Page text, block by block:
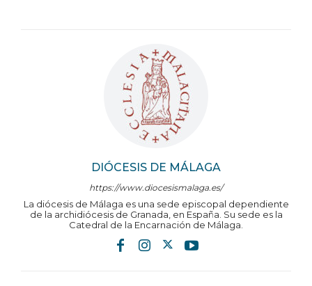
DIÓCESIS DE MÁLAGA
https://www.diocesismalaga.es/
La diócesis de Málaga es una sede episcopal dependiente
de la archidiócesis de Granada, en España. Su sede es la
Catedral de la Encarnación de Málaga.